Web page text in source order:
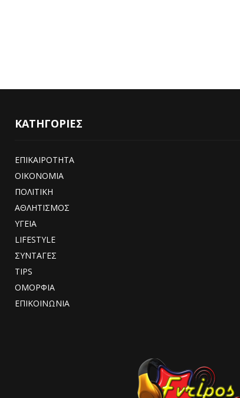
ΚΑΤΗΓΟΡΙΕΣ
ΕΠΙΚΑΙΡΟΤΗΤΑ
ΟΙΚΟΝΟΜΙΑ
ΠΟΛΙΤΙΚΗ
ΑΘΛΗΤΙΣΜΟΣ
ΥΓΕΙΑ
LIFESTYLE
ΣΥΝΤΑΓΕΣ
TIPS
ΟΜΟΡΦΙΑ
ΕΠΙΚΟΙΝΩΝΙΑ